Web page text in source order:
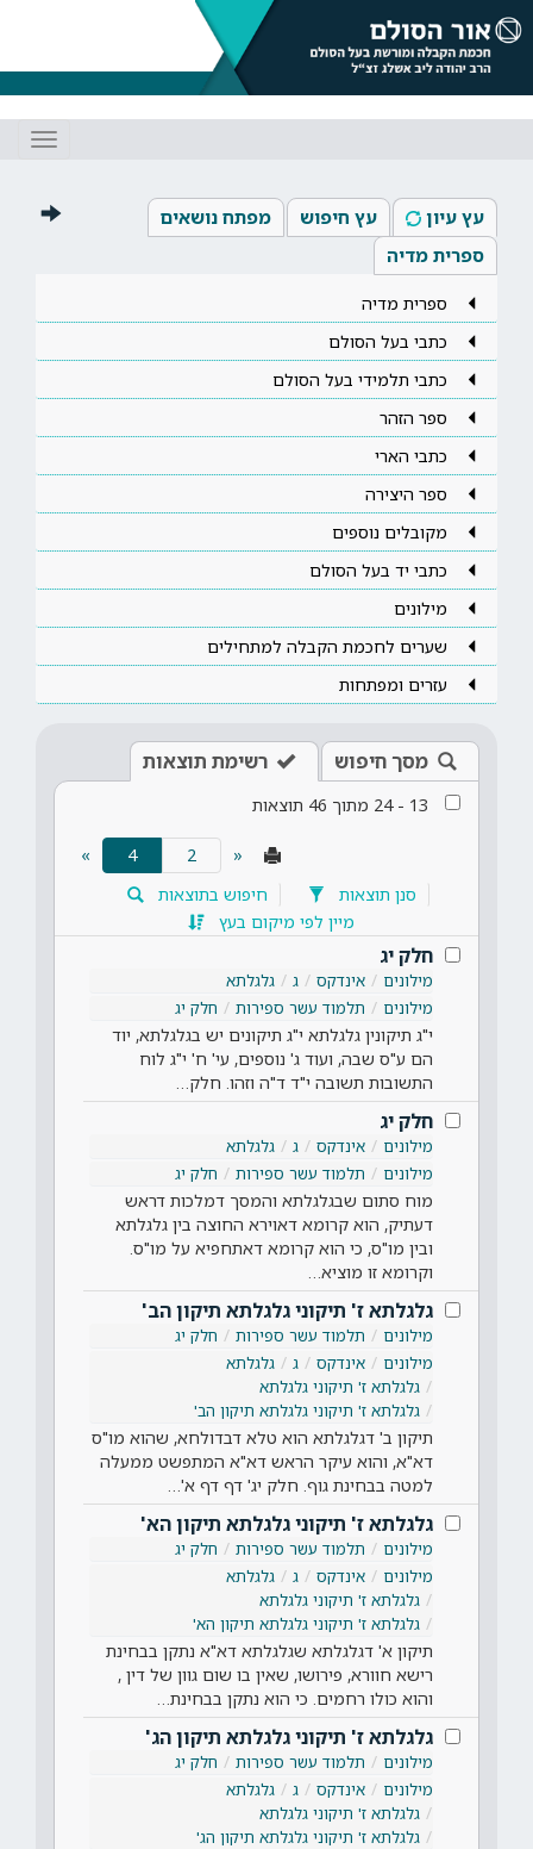
עץ עיון עץ חיפוש
מפתח נושאים
ספרית מדיה
ספרית מדיה
כתבי בעל הסולם
כתבי תלמידי בעל הסולם
ספר הזהר
כתבי הארי
ספר היצירה
מקובלים נוספים
כתבי יד בעל הסולם
מילונים
שערים לחכמת הקבלה למתחילים
עזרים ומפתחות
מסך חיפוש רשימת תוצאות
13
-
24 מתוך 46 תוצאות
«
4
»
סנן תוצאות
חיפוש בתוצאות
מיין לפי מיקום בעץ
חלק יג
מילונים אינדקס ג
גלגלתא
מילונים
תלמוד עשר ספירות חלק יג
י"ג תיקונין גלגלתא י"ג תיקונים יש בגלגלתא, יוד
הם ע"ס שבה, ועוד ג' נוספים, עי' ח' י"ג לוח
התשובות תשובה י"ד ד"ה וזהו. חלק…
חלק יג
מילונים אינדקס ג
גלגלתא
מילונים
תלמוד עשר ספירות חלק יג
מוח סתום שבגלגלתא והמסך דמלכות דראש
דעתיק, הוא קרומא דאוירא החוצה בין גלגלתא
ובין מו"ס, כי הוא קרומא דאתחפיא על מו"ס.
וקרומא זו מוציא…
גלגלתא ז' תיקוני גלגלתא תיקון הב'
מילונים תלמוד עשר ספירות
חלק יג
מילונים
אינדקס ג
גלגלתא
גלגלתא ז' תיקוני גלגלתא
גלגלתא ז' תיקוני גלגלתא תיקון הב'
תיקון ב' דגלגלתא הוא טלא דבדולחא, שהוא מו"ס
דא"א, והוא עיקר הראש דא"א המתפשט ממעלה
למטה בבחינת גוף. חלק יג' דף דף א'…
גלגלתא ז' תיקוני גלגלתא תיקון הא'
מילונים תלמוד עשר ספירות
חלק יג
מילונים
אינדקס ג
גלגלתא
גלגלתא ז' תיקוני גלגלתא
גלגלתא ז' תיקוני גלגלתא תיקון הא'
תיקון א' דגלגלתא שגלגלתא דא"א נתקן בבחינת
רישא חוורא, פירושו, שאין בו שום גוון של דין ,
והוא כולו רחמים. כי הוא נתקן בבחינת…
גלגלתא ז' תיקוני גלגלתא תיקון הג'
מילונים תלמוד עשר ספירות
חלק יג
מילונים
אינדקס ג
גלגלתא
גלגלתא ז' תיקוני גלגלתא
גלגלתא ז' תיקוני גלגלתא תיקון הג'